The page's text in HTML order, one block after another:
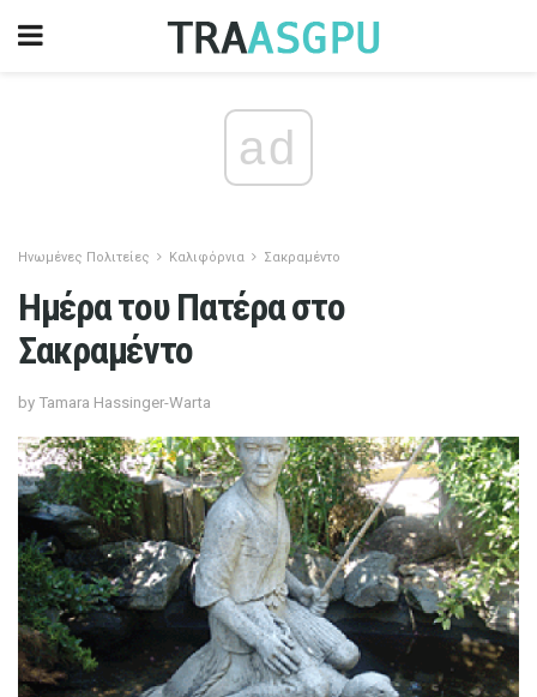
ad
Ηνωμένες Πολιτείες Καλιφόρνια Σακραμέντο
Ημέρα του Πατέρα στο
Σακραμέντο
by Tamara Hassinger-Warta